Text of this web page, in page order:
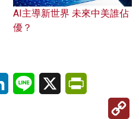
AI主導新世界 未來中美誰佔
優？
LinkedInLine X